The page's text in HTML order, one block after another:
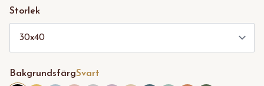
Storlek
BakgrundsfärgSvart